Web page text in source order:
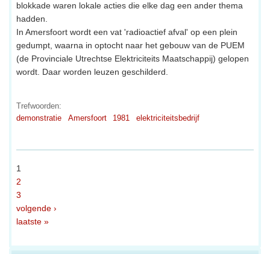
blokkade waren lokale acties die elke dag een ander thema
hadden.
In Amersfoort wordt een vat 'radioactief afval' op een plein
gedumpt, waarna in optocht naar het gebouw van de PUEM
(de Provinciale Utrechtse Elektriciteits Maatschappij) gelopen
wordt. Daar worden leuzen geschilderd.
Trefwoorden:
demonstratie
Amersfoort 1981 elektriciteitsbedrijf
1
2
3
volgende ›
laatste »